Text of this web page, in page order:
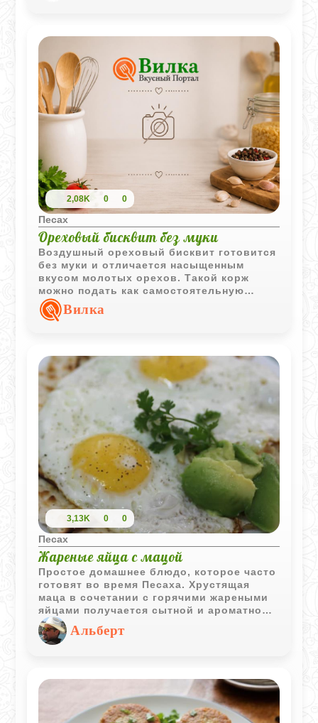
2,08K 0 0
Песах
Ореховый бисквит без муки
Воздушный ореховый бисквит готовится
без муки и отличается насыщенным
вкусом молотых орехов. Такой корж
можно подать как самостоятельную
выпечку или использовать как основу
для тортов и десертов.
Вилка
3,13K 0 0
Песах
Жареные яйца с мацой
Простое домашнее блюдо, которое часто
готовят во время Песаха. Хрустящая
маца в сочетании с горячими жареными
яйцами получается сытной и ароматной,
а щепотка корицы добавляет интересную
вкусовую нотку.
Альберт